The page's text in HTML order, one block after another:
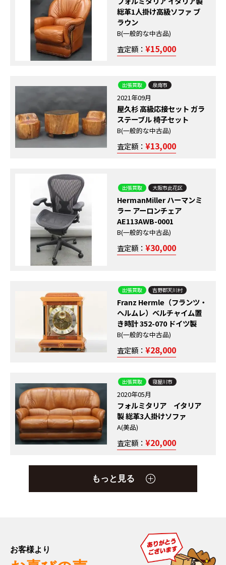
総革1人掛け高級ソファ ブ
ラウン
B(一般的な中古品)
査定額： ¥15,000
出張買取 泉南市
2021年09月
屋久杉 高級応接セット ガラ
ステーブル 椅子セット
B(一般的な中古品)
査定額： ¥13,000
出張買取 大阪市此花区
HermanMiller ハーマンミ
ラー アーロンチェア
AE113AWB-0001
B(一般的な中古品)
査定額： ¥30,000
出張買取 吉野郡天川村
Franz Hermle（フランツ・
ヘルムレ）ベルチャイム置
き時計 352-070 ドイツ製
B(一般的な中古品)
査定額： ¥28,000
出張買取 寝屋川市
2020年05月
フォルミタリア イタリア
製 総革3人掛けソファ
A(美品)
査定額： ¥20,000
もっと見る
お客様より